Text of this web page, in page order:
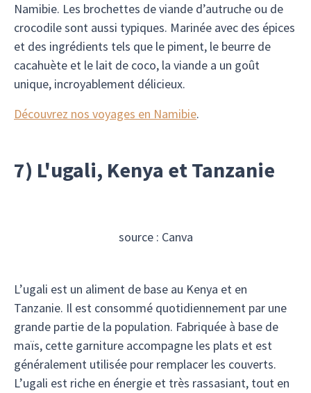
Namibie. Les brochettes de viande d’autruche ou de
crocodile sont aussi typiques. Marinée avec des épices
et des ingrédients tels que le piment, le beurre de
cacahuète et le lait de coco, la viande a un goût
unique, incroyablement délicieux.
Découvrez nos voyages en Namibie.
7) L'ugali, Kenya et Tanzanie
source : Canva
L’ugali est un aliment de base au Kenya et en
Tanzanie. Il est consommé quotidiennement par une
grande partie de la population. Fabriquée à base de
maïs, cette garniture accompagne les plats et est
généralement utilisée pour remplacer les couverts.
L’ugali est riche en énergie et très rassasiant, tout en